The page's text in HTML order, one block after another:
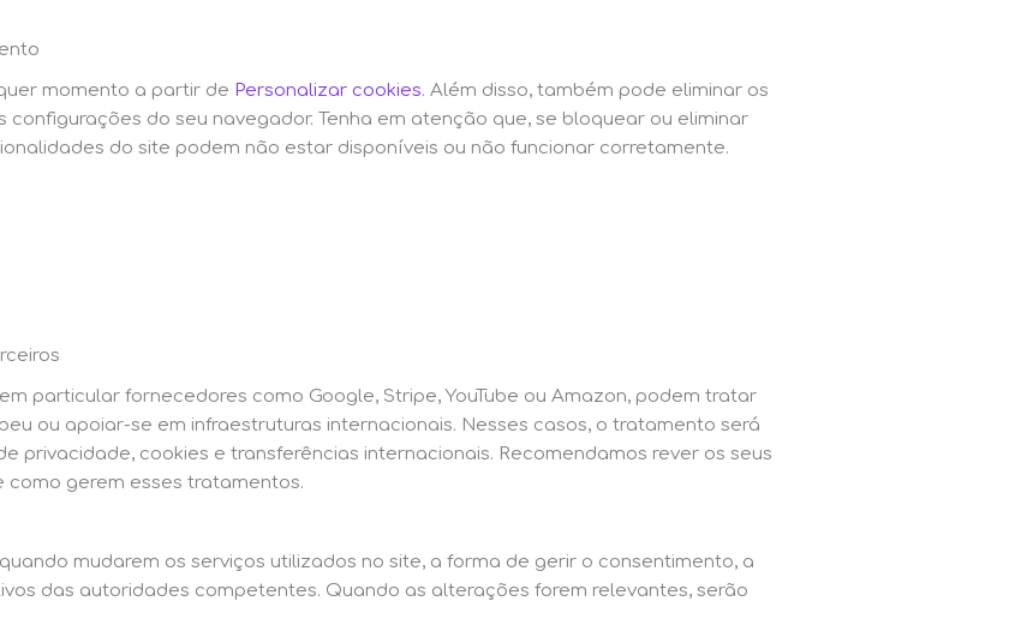
momento a partir de Personalizar cookies. Além disso, também pode eliminar os
do seu navegador. Tenha em atenção que, se bloquear ou eliminar
do site podem não estar disponíveis ou não funcionar corretamente.
particular fornecedores como Google, Stripe, YouTube ou Amazon, podem tratar
ou apoiar-se em infraestruturas internacionais. Nesses casos, o tratamento será
privacidade, cookies e transferências internacionais. Recomendamos rever os seus
gerem esses tratamentos.
mudarem os serviços utilizados no site, a forma de gerir o consentimento, a
das autoridades competentes. Quando as alterações forem relevantes, serão